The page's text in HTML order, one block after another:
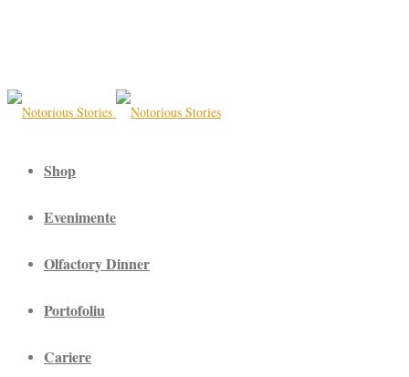
Shop
Evenimente
Olfactory Dinner
Portofoliu
Cariere